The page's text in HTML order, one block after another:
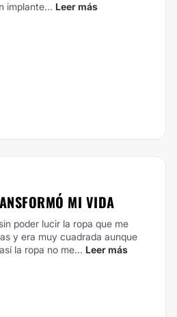
implante... Leer más
MI VIDA
poder lucir la ropa que me
y era muy cuadrada aunque
la ropa no me... Leer más